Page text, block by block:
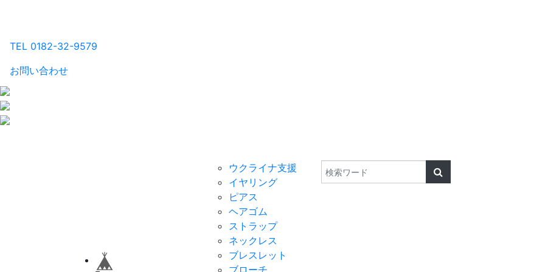
TEL 0182-32-9579
お問い合わせ
ウクライナ支援
イヤリング
ピアス
ヘアゴム
ストラップ
ネックレス
ブレスレット
ブローチ